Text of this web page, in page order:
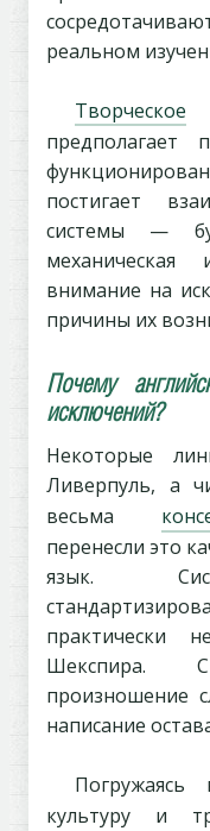
реальном
Творческое
предполагает
постигает
системы —
внимание на
причины их
Почему
исключений?
Некоторые
Ливерпуль, а
весьма
перенесли это
язык.
практически
Шекспира.
произношение
написание
культуру и